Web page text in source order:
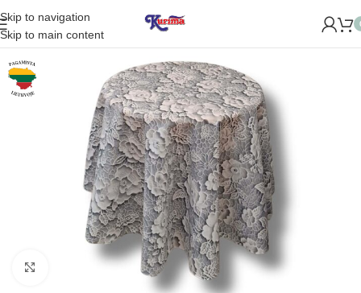
Skip to navigation
Skip to main content
NAUJĄ PARDUOTUVĘ ŽVĖRYNE (SĖLIŲ G. 29 VILNIUJE)!